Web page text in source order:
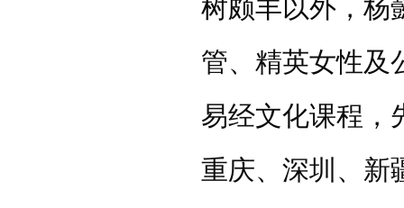
树颇丰以外，杨
管、精英女性及
易经文化课程，
重庆、深圳、新